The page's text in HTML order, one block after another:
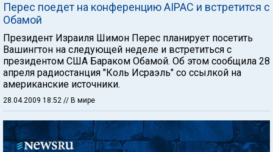
Перес поедет на конференцию AIPAC и встретится с
Обамой
Президент Израиля Шимон Перес планирует посетить
Вашингтон на следующей неделе и встретиться с
президентом США Бараком Обамой. Об этом сообщила 28
апреля радиостанция "Коль Исраэль" со ссылкой на
американские источники.
28.04.2009 18:52 // В мире